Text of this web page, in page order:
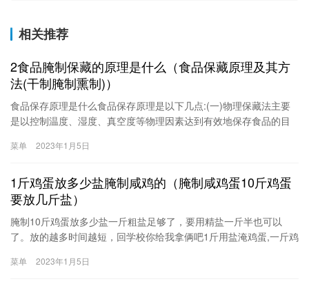
相关推荐
2食品腌制保藏的原理是什么（食品保藏原理及其方
法(干制腌制熏制)）
食品保存原理是什么食品保存原理是以下几点:(一)物理保藏法主要
是以控制温度、湿度、真空度等物理因素达到有效地保存食品的目
保存食品。如用糖、盐、酒、醋、植物杀菌剂、防腐剂等加入食品
菜单 2023年1月5日
1斤鸡蛋放多少盐腌制咸鸡的（腌制咸鸡蛋10斤鸡蛋
要放几斤盐）
腌制10斤鸡蛋放多少盐一斤粗盐足够了，要用精盐一斤半也可以
了。放的越多时间越短，回学校你给我拿俩吧1斤用盐淹鸡蛋,一斤鸡
皮1克、花椒1克、白酒20克。二、方法/步骤1、准备材料2、锅中加
菜单 2023年1月5日